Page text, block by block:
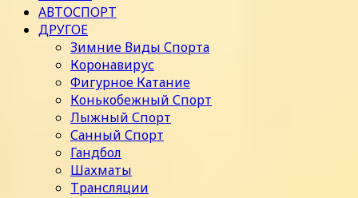
АВТОСПОРТ
ДРУГОЕ
Зимние Виды Спорта
Коронавирус
Фигурное Катание
Конькобежный Спорт
Лыжный Спорт
Санный Спорт
Гандбол
Шахматы
Трансляции